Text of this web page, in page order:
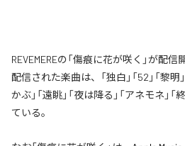
REVEMEREの「傷痕に花が咲く」が配
配信された楽曲は、「独白」「52」「黎明
かぶ」「遠眺」「夜は降る」「アネモネ」
ている。